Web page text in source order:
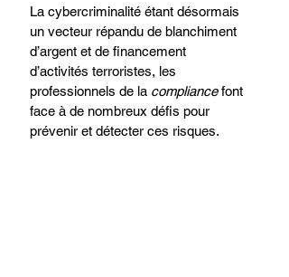
La cybercriminalité étant désormais
un vecteur répandu de blanchiment
d’argent et de financement
d’activités terroristes, les
professionnels de la compliance font
face à de nombreux défis pour
prévenir et détecter ces risques.